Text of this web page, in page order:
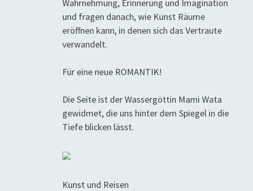
Wahrnehmung, Erinnerung und Imagination
und fragen danach, wie Kunst Räume
eröffnen kann, in denen sich das Vertraute
verwandelt.
Für eine neue ROMANTIK!
Die Seite ist der Wassergöttin Mami Wata
gewidmet, die uns hinter dem Spiegel in die
Tiefe blicken lässt.
Kunst und Reisen